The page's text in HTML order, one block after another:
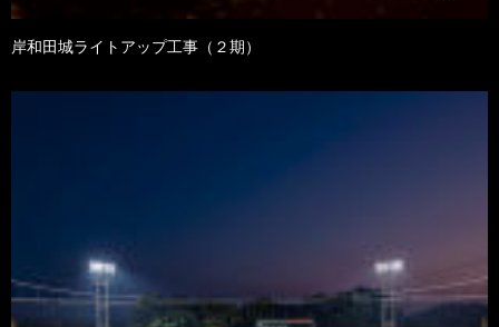
岸和田城ライトアップ工事（２期）